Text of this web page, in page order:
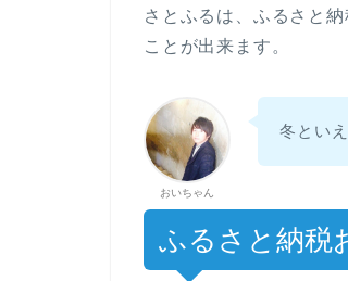
さとふるは、ふるさと
ことが出来ます。
おいちゃん
冬とい
ふるさと納税